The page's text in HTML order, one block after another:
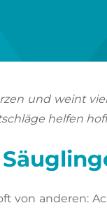
und weint
helfen
von anderen: